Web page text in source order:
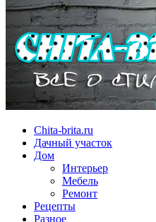
Chita-brita.ru
Дачный участок
Дом
Интерьер
Мебель
Ремонт
Рецепты
Разное